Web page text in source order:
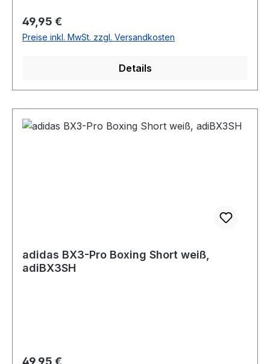
Regulärer Preis:
49,95 €
Preise inkl. MwSt. zzgl. Versandkosten
Details
adidas BX3-Pro Boxing Short weiß,
adiBX3SH
Regulärer Preis:
49,95 €